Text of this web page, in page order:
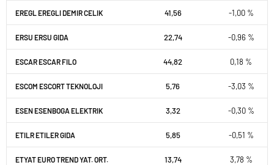
EREGL EREGLI DEMIR CELIK 41,56 -1,00 %
ERSU ERSU GIDA 22,74 -0,96 %
ESCAR ESCAR FILO 44,82 0,18 %
ESCOM ESCORT TEKNOLOJI 5,76 -3,03 %
ESEN ESENBOGA ELEKTRIK 3,32 -0,30 %
ETILR ETILER GIDA 5,85 -0,51 %
ETYAT EURO TREND YAT. ORT. 13,74 3,78 %